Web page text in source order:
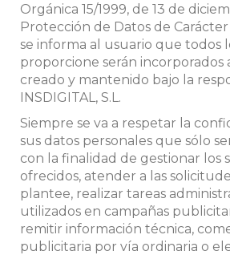
Orgánica 15/1999, de 13 de
Protección de Datos de
se informa al usuario que todos
proporcione serán incorporados
creado y mantenido bajo la
INSDIGITAL, S.L.
Siempre se va a respetar la
sus datos personales que sólo
con la finalidad de gestionar los
ofrecidos, atender a las
plantee, realizar tareas
utilizados en campañas
remitir información técnica,
publicitaria por vía ordinaria o